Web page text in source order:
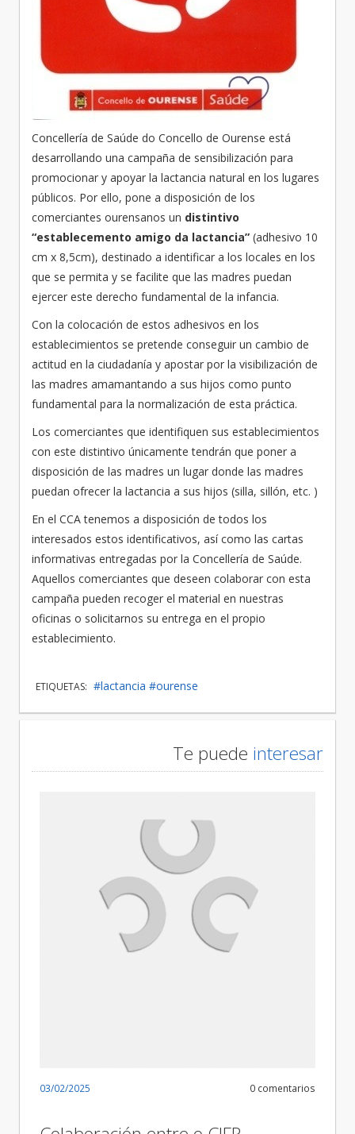
Concellería de Saúde do Concello de Ourense está
desarrollando una campaña de sensibilización para
promocionar y apoyar la lactancia natural en los lugares
públicos. Por ello, pone a disposición de los
comerciantes ourensanos un distintivo
“establecemento amigo da lactancia” (adhesivo 10
cm x 8,5cm), destinado a identificar a los locales en los
que se permita y se facilite que las madres puedan
ejercer este derecho fundamental de la infancia.
Con la colocación de estos adhesivos en los
establecimientos se pretende conseguir un cambio de
actitud en la ciudadanía y apostar por la visibilización de
las madres amamantando a sus hijos como punto
fundamental para la normalización de esta práctica.
Los comerciantes que identifiquen sus establecimientos
con este distintivo únicamente tendrán que poner a
disposición de las madres un lugar donde las madres
puedan ofrecer la lactancia a sus hijos (silla, sillón, etc. )
En el CCA tenemos a disposición de todos los
interesados estos identificativos, así como las cartas
informativas entregadas por la Concellería de Saúde.
Aquellos comerciantes que deseen colaborar con esta
campaña pueden recoger el material en nuestras
oficinas o solicitarnos su entrega en el propio
establecimiento.
ETIQUETAS: #lactancia #ourense
Te puede interesar
03/02/2025 0 comentarios